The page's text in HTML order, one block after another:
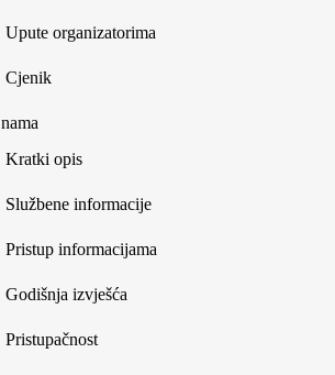
Upute organizatorima
Cjenik
Kratki opis
Službene informacije
Pristup informacijama
Godišnja izvješća
Pristupačnost